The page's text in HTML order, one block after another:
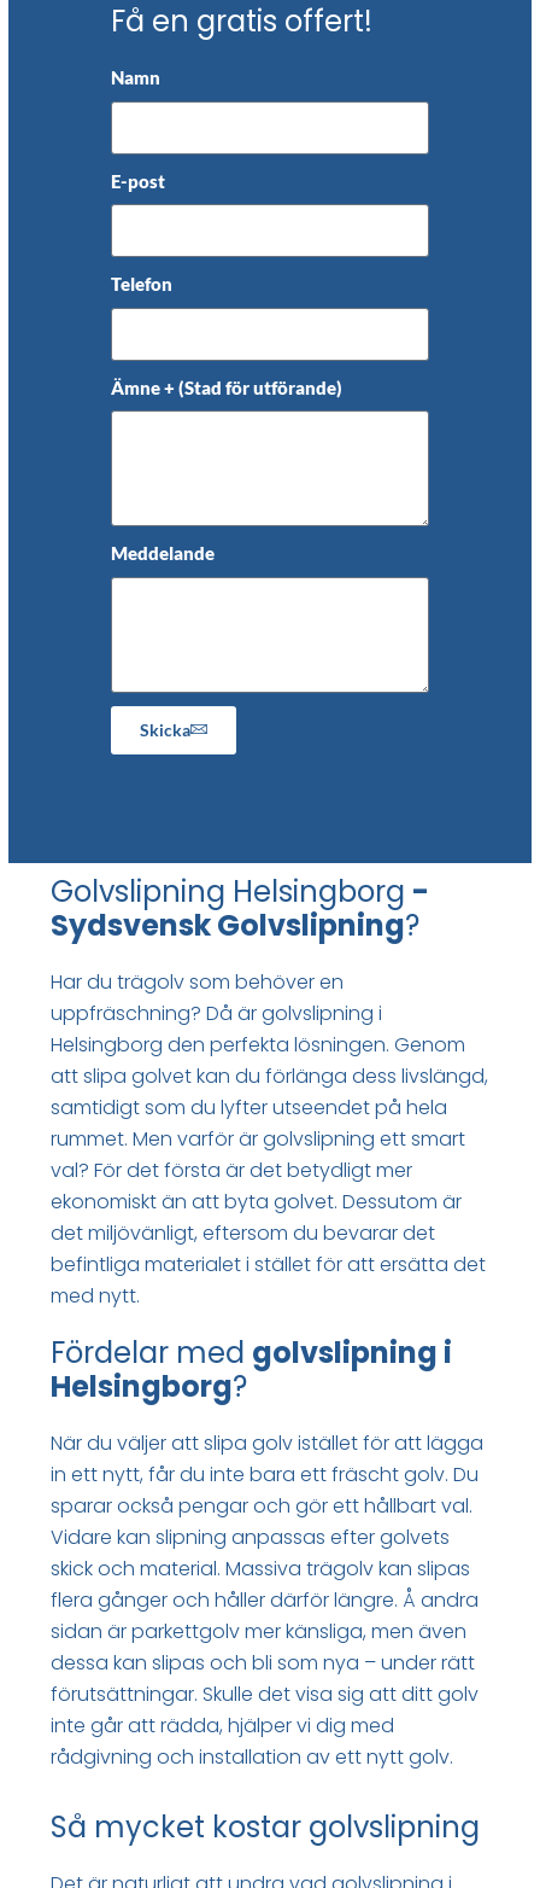
Få en gratis offert!
Namn
E-post
Telefon
Ämne + (Stad för utförande)
Meddelande
Skicka
Golvslipning Helsingborg -
Sydsvensk Golvslipning?
Har du trägolv som behöver en
uppfräschning? Då är golvslipning i
Helsingborg den perfekta lösningen. Genom
att slipa golvet kan du förlänga dess livslängd,
samtidigt som du lyfter utseendet på hela
rummet. Men varför är golvslipning ett smart
val? För det första är det betydligt mer
ekonomiskt än att byta golvet. Dessutom är
det miljövänligt, eftersom du bevarar det
befintliga materialet i stället för att ersätta det
med nytt.
Fördelar med golvslipning i
Helsingborg?
När du väljer att slipa golv istället för att lägga
in ett nytt, får du inte bara ett fräscht golv. Du
sparar också pengar och gör ett hållbart val.
Vidare kan slipning anpassas efter golvets
skick och material. Massiva trägolv kan slipas
flera gånger och håller därför längre. Å andra
sidan är parkettgolv mer känsliga, men även
dessa kan slipas och bli som nya – under rätt
förutsättningar. Skulle det visa sig att ditt golv
inte går att rädda, hjälper vi dig med
rådgivning och installation av ett nytt golv.
Så mycket kostar golvslipning